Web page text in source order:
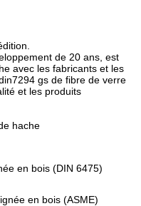
de 20 ans, est
avec les fabricants et les
gs de fibre de verre
et les produits
hache
en bois (DIN 6475)
en bois (ASME)